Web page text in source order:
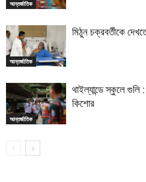
আন্তর্জাতিক
আন্তর্জাতিক
মিঠুন চক্রবর্তীকে
আন্তর্জাতিক
থাইল্যান্ডে স্কুলে গুলি
কিশোর